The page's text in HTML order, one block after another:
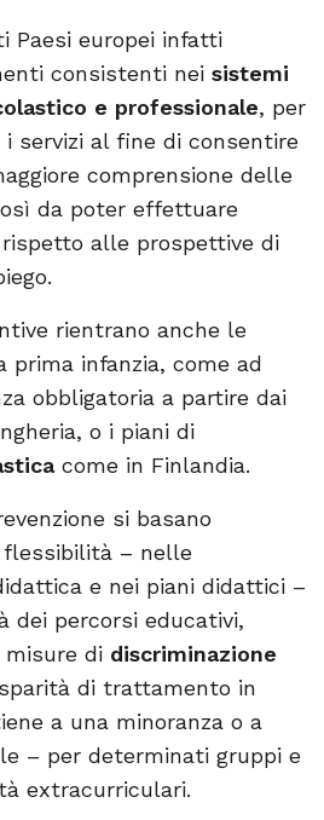
Paesi europei infatti
consistenti nei sistemi
e professionale, per
i servizi al fine di consentire
comprensione delle
da poter effettuare
alle prospettive di
rientrano anche le
prima infanzia, come ad
obbligatoria a partire dai
o i piani di
come in Finlandia.
si basano
flessibilità – nelle
e nei piani didattici –
dei percorsi educativi,
misure di discriminazione
di trattamento in
a una minoranza o a
– per determinati gruppi e
extracurriculari.